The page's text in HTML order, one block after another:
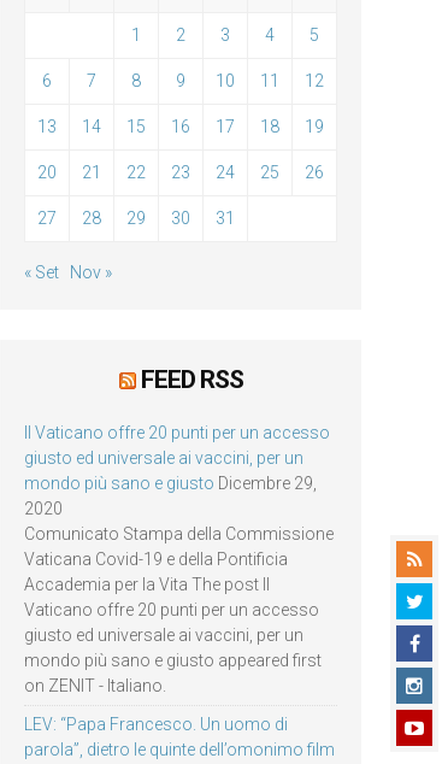
1 2 3 4 5
6 7 8 9 10 11 12
13 14 15 16 17 18 19
20 21 22 23 24 25 26
27 28 29 30 31
« Set Nov »
FEED RSS
Il Vaticano offre 20 punti per un accesso
giusto ed universale ai vaccini, per un
mondo più sano e giusto Dicembre 29,
2020
Comunicato Stampa della Commissione
Vaticana Covid-19 e della Pontificia
Accademia per la Vita The post Il
Vaticano offre 20 punti per un accesso
giusto ed universale ai vaccini, per un
mondo più sano e giusto appeared first
on ZENIT - Italiano.
LEV: “Papa Francesco. Un uomo di
parola”, dietro le quinte dell’omonimo film